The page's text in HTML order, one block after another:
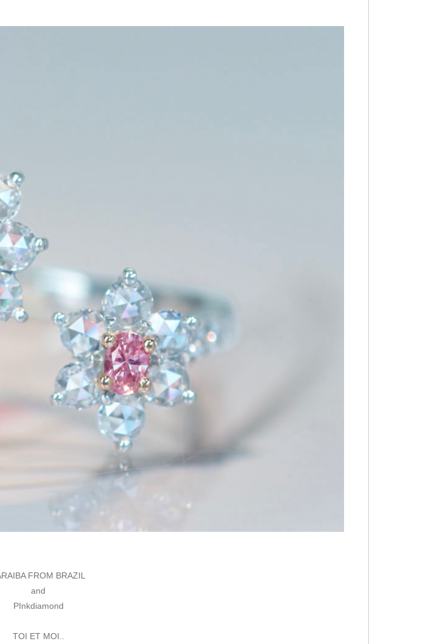
FROM BRAZIL
and
PInkdiamond
TOI ET MOI..